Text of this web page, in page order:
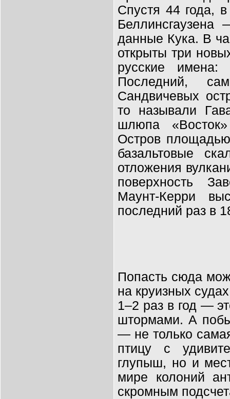
Спустя 44 года,
данные Кука. В
открыты три
русские имена:
Последний,
Сандвичевых
то называли
шлюпа
Остров
базальтовые
отложения
поверхность
Маунт-Керри
последний раз в
Попасть сюда
на круизных
1–2 раз в год —
штормами. А
— не только
птицу с
глупыш, но и
мире колоний
скромным